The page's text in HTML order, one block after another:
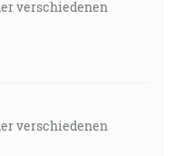
verschiedenen
verschiedenen